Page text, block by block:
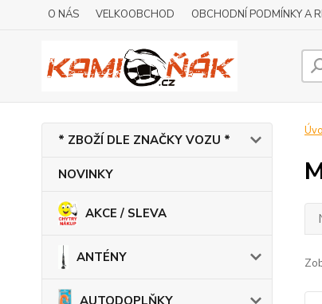
O NÁS VELKOOBCHOD OBCHODNÍ PODMÍNKY A
* ZBOŽÍ DLE ZNAČKY VOZU *
NOVINKY
AKCE / SLEVA
ANTÉNY
AUTODOPLŇKY